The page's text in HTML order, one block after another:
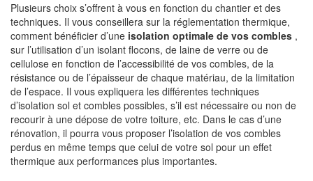
Plusieurs choix s’offrent à vous en fonction du chantier et des
techniques. Il vous conseillera sur la réglementation thermique,
comment bénéficier d’une isolation optimale de vos combles ,
sur l’utilisation d’un isolant flocons, de laine de verre ou de
cellulose en fonction de l’accessibilité de vos combles, de la
résistance ou de l’épaisseur de chaque matériau, de la limitation
de l’espace. Il vous expliquera les différentes techniques
d’isolation sol et combles possibles, s’il est nécessaire ou non de
recourir à une dépose de votre toiture, etc. Dans le cas d’une
rénovation, il pourra vous proposer l’isolation de vos combles
perdus en même temps que celui de votre sol pour un effet
thermique aux performances plus importantes.